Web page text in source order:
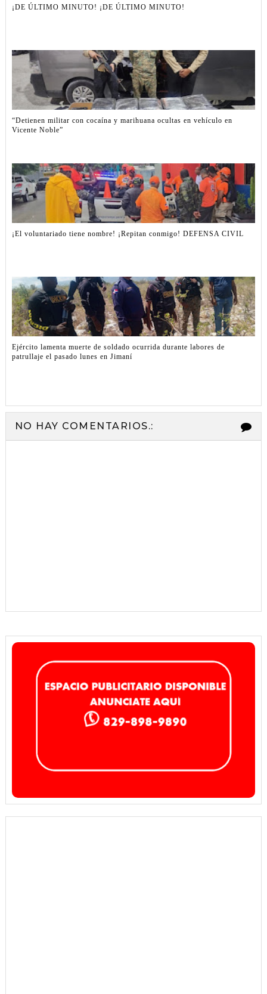
¡DE ÚLTIMO MINUTO! ¡DE ÚLTIMO MINUTO!
“Detienen militar con cocaína y marihuana ocultas en vehículo en
Vicente Noble”
¡El voluntariado tiene nombre! ¡Repitan conmigo! DEFENSA CIVIL
Ejército lamenta muerte de soldado ocurrida durante labores de
patrullaje el pasado lunes en Jimaní
NO HAY COMENTARIOS.: